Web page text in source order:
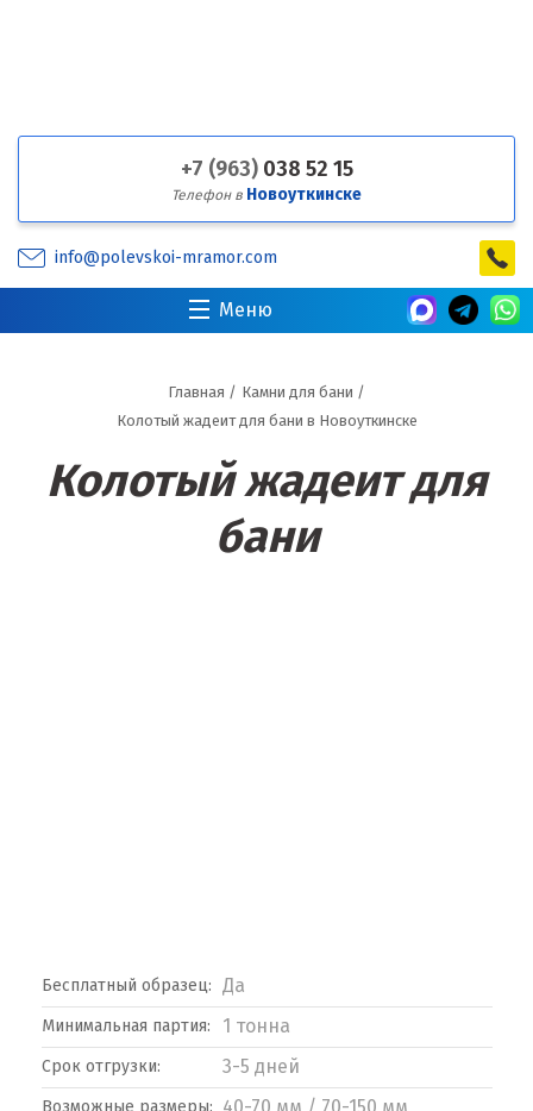
+7 (963) 038 52 15
Телефон в Новоуткинске
info@polevskoi-mramor.com
Меню
Главная / Камни для бани /
Колотый жадеит для бани в Новоуткинске
Колотый жадеит для
бани
Бесплатный образец: Да
Минимальная партия: 1 тонна
Срок отгрузки: 3-5 дней
Возможные размеры: